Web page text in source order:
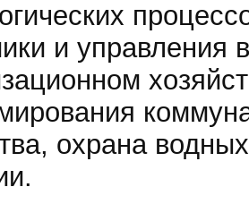
и управления
охрана